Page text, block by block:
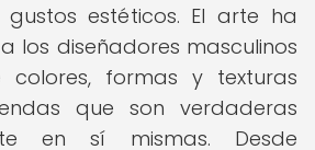
estéticos. El arte ha
los diseñadores masculinos
formas y texturas
que son verdaderas
en sí mismas. Desde